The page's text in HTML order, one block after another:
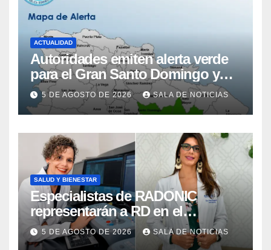
ACTUALIDAD
Autoridades emiten alerta verde
para el Gran Santo Domingo y
San Pedro de Macorís por
inundaciones
5 DE AGOSTO DE 2026 SALA DE NOTICIAS
SALUD Y BIENESTAR
Especialistas de RADONIC
representarán a RD en el
Seminario-Taller Gurus Oncology
2026
5 DE AGOSTO DE 2026 SALA DE NOTICIAS